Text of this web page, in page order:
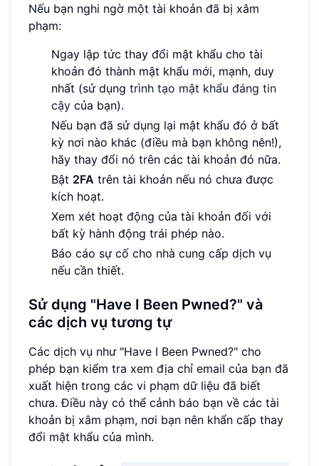
Nếu bạn nghi ngờ một tài khoản đã bị xâm
phạm:
Ngay lập tức thay đổi mật khẩu cho tài
khoản đó thành mật khẩu mới, mạnh, duy
nhất (sử dụng trình tạo mật khẩu đáng tin
cậy của bạn).
Nếu bạn đã sử dụng lại mật khẩu đó ở bất
kỳ nơi nào khác (điều mà bạn không nên!),
hãy thay đổi nó trên các tài khoản đó nữa.
Bật 2FA trên tài khoản nếu nó chưa được
kích hoạt.
Xem xét hoạt động của tài khoản đối với
bất kỳ hành động trái phép nào.
Báo cáo sự cố cho nhà cung cấp dịch vụ
nếu cần thiết.
Sử dụng "Have I Been Pwned?" và
các dịch vụ tương tự
Các dịch vụ như "Have I Been Pwned?" cho
phép bạn kiểm tra xem địa chỉ email của bạn đã
xuất hiện trong các vi phạm dữ liệu đã biết
chưa. Điều này có thể cảnh báo bạn về các tài
khoản bị xâm phạm, nơi bạn nên khẩn cấp thay
đổi mật khẩu của mình.